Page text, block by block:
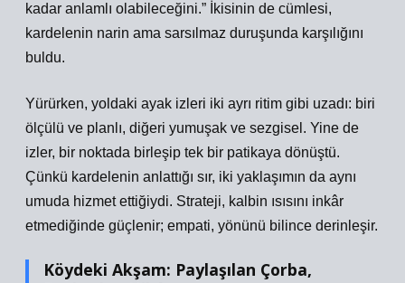
kadar anlamlı olabileceğini.” İkisinin de cümlesi,
kardelenin narin ama sarsılmaz duruşunda karşılığını
buldu.
Yürürken, yoldaki ayak izleri iki ayrı ritim gibi uzadı: biri
ölçülü ve planlı, diğeri yumuşak ve sezgisel. Yine de
izler, bir noktada birleşip tek bir patikaya dönüştü.
Çünkü kardelenin anlattığı sır, iki yaklaşımın da aynı
umuda hizmet ettiğiydi. Strateji, kalbin ısısını inkâr
etmediğinde güçlenir; empati, yönünü bilince derinleşir.
Köydeki Akşam: Paylaşılan Çorba,